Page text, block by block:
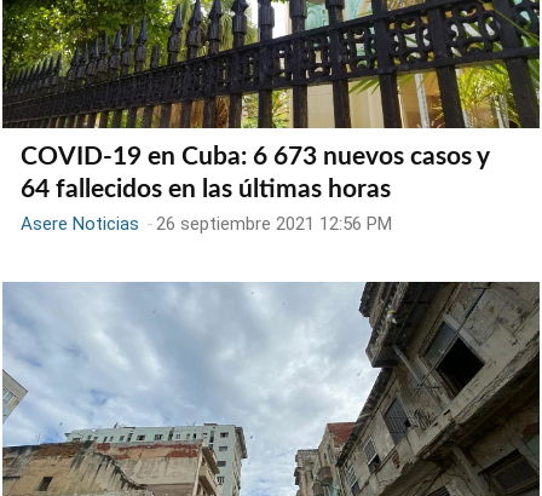
COVID-19 en Cuba: 6 673 nuevos casos y
64 fallecidos en las últimas horas
Asere Noticias -26 septiembre 2021 12:56 PM